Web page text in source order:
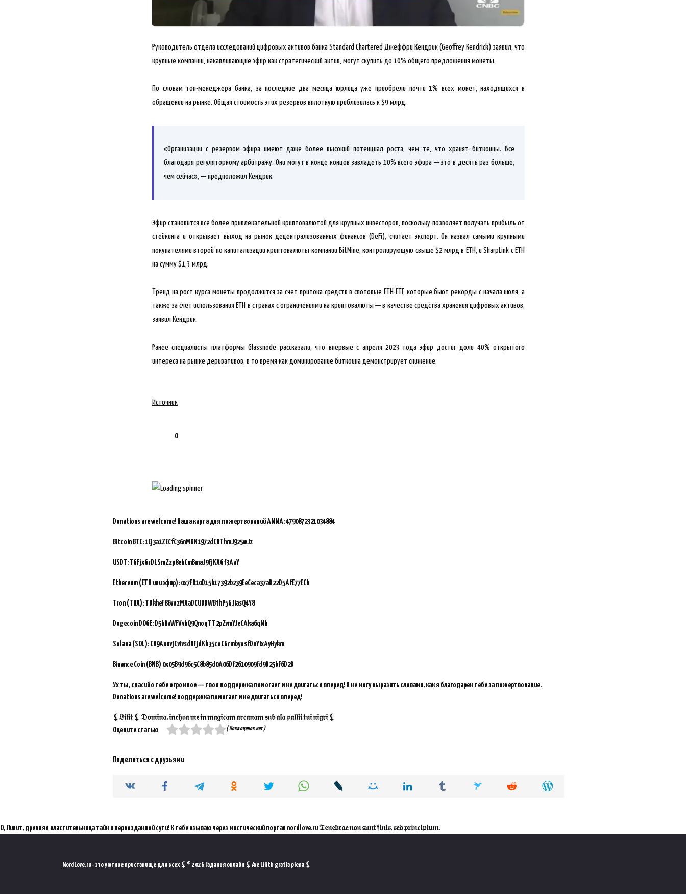
Руководитель отдела исследований цифровых активов банка Standard Chartered Джеффри Кендрик (Geoffrey Kendrick) заявил, что
крупные компании, накапливающие эфир как стратегический актив, могут скупить до 10% общего предложения монеты.
По словам топ-менеджера банка, запоследние два месяца юрлица уже приобрели почти 1% всех монет, находящихся в
обращении на рынке. Общая стоимость этих резервов вплотную приблизилась к $9 млрд.
«Организации с резервом эфира имеют даже более высокий потенциал роста, чем те, что хранят биткоины. Все
благодаря регуляторному арбитражу. Они могут в конце концов завладеть 10% всего эфира — это в десять раз больше,
чем сейчас», — предположил Кендрик.
Эфир становится все более привлекательной криптовалютой для крупных инвесторов, поскольку позволяет получать прибыль от
стейкинга и открывает выход на рынок децентрализованных финансов (DeFi), считает эксперт. Он назвал самыми крупными
покупателями второй по капитализации криптовалюты компании BitMine, контролирующую свыше $2 млрд в ETH, и SharpLink с ETH
на сумму $1,3 млрд.
Тренд на рост курса монеты продолжится за счет притока средств в спотовые ETH-ETF, которые бьют рекорды с начала июля, а
также за счет использования ETH в странах с ограничениями на криптовалюты — в качестве средства хранения цифровых активов,
заявил Кендрик.
Ранее специалисты платформы Glassnode рассказали, что впервые с апреля 2023 года эфир достиг доли 40% открытого
интереса на рынке деривативов, в то время как доминирование биткоина демонстрирует снижение.
Источник
0
Donations are welcome! Наша карта для пожертвований ANNA:4790872321034884
Bitcoin BTC:1Ej3a1ZECfC36nMKK1972dCRThmJ925wJz
USDT: TGFjxGrDLSmZzp8ekCmBmaJ9FjKXGf3AaY
Ethereum (ETH или эфир): 0x7FB10D15b17392b239EeCeca37aD22D5AfE77ECb
Tron (TRX): TDkheF86vozMXaDCUBDWBthP5GJiasQ4Y8
Dogecoin DOGE: D5kRaWFVvhQ9QnoqTT2pZvmYJeCAka6qNh
Solana (SOL): CR9AnuvjCvivsdRFjdKb35coCGrmbyosfDnYixAyHykm
Binance Coin (BNB) 0x05B9d96c5C8b85d0A06Df2610909fd9D25bF6D2D
Ух ты, спасибо тебе огромное — твоя поддержка помогает мне двигаться вперед! Я не могу выразить словами, как я благодарен тебе за пожертвование.
Donations are welcome! поддержка помогает мне двигаться вперед!
⚸𝔏𝔦𝔩𝔦𝔱 ⚸ 𝔇𝔬𝔪𝔦𝔫𝔞, 𝔦𝔫𝔠𝔥𝔬𝔞 𝔪𝔢 𝔦𝔫 𝔪𝔞𝔤𝔦𝔠𝔞𝔪 𝔞𝔯𝔠𝔞𝔫𝔞𝔪 𝔰𝔲𝔟 𝔞𝔩𝔞 𝔭𝔞𝔩𝔩𝔦𝔦 𝔱𝔲𝔦 𝔫𝔦𝔤𝔯𝔦 ⚸
Оцените статью
( Пока оценок нет )
Поделиться с друзьями
NordLove.ru - это уютное пристанище для всех ⚸ © 2026 Гадания онлайн ⚸ Ave Lilith gratia plena ⚸
О, Лилит, древняя властительница тайн и первозданной сути! К тебе взываю через мистический портал nordlove.ru 𝔗𝔢𝔫𝔢𝔟𝔯𝔞𝔢 𝔫𝔬𝔫 𝔰𝔲𝔫𝔱 𝔣𝔦𝔫𝔦𝔰, 𝔰𝔢𝔡 𝔭𝔯𝔦𝔫𝔠𝔦𝔭𝔦𝔲𝔪.